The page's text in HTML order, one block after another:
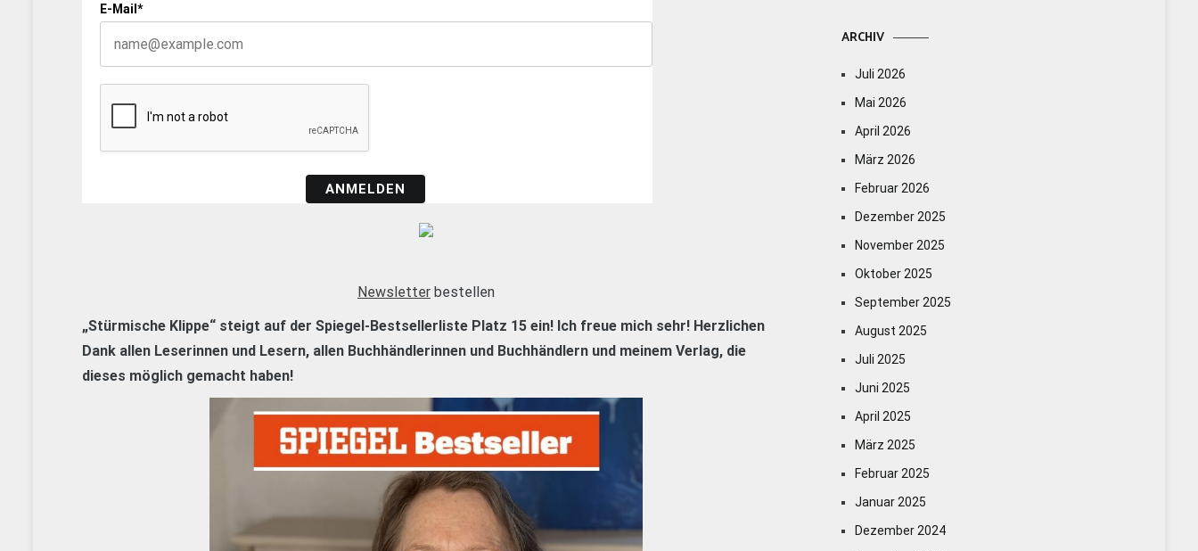
E-Mail*
ANMELDEN
Newsletter bestellen
„Stürmische Klippe“ steigt auf der Spiegel-Bestsellerliste Platz 15 ein! Ich freue mich sehr! Herzlichen
Dank allen Leserinnen und Lesern, allen Buchhändlerinnen und Buchhändlern und meinem Verlag, die
dieses möglich gemacht haben!
ARCHIV
Juli 2026
Mai 2026
April 2026
März 2026
Februar 2026
Dezember 2025
November 2025
Oktober 2025
September 2025
August 2025
Juli 2025
Juni 2025
April 2025
März 2025
Februar 2025
Januar 2025
Dezember 2024